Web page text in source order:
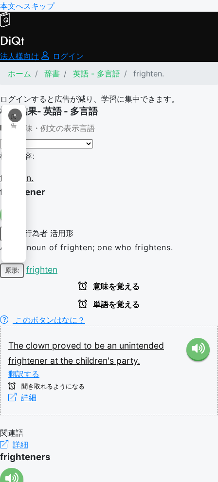
本文へスキップ
DiQt
法人様向け
ログイン
ホーム
辞書 英語 - 多言語 frighten.
ログインすると広告が減り、学習に集中できます。
×
広
告
検索結果- 英語 - 多言語
意味・例文の表示言語
検索内容:
frighten.
frightener
行為者 活用形
Agent noun of frighten; one who frightens.
原形: frighten
意味を覚える
単語を覚える
このボタンはなに？
The clown proved to be an unintended
frightener at the children's party.
翻訳する
聞き取れるようになる
詳細
関連語
詳細
frighteners